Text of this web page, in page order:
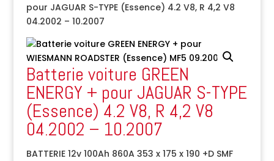
pour JAGUAR S-TYPE (Essence) 4.2 V8, R 4,2 V8
04.2002 – 10.2007
Batterie voiture GREEN
ENERGY + pour JAGUAR S-TYPE
(Essence) 4.2 V8, R 4,2 V8
04.2002 – 10.2007
BATTERIE 12v 100Ah 860A 353 x 175 x 190 +D SMF